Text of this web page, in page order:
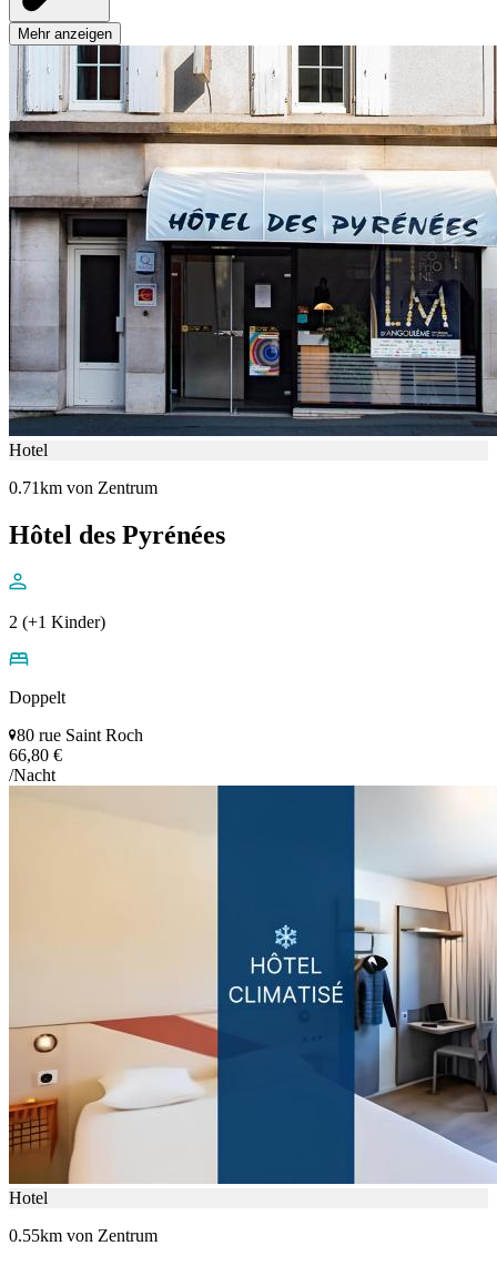
Mehr anzeigen
Hotel
0.71km von Zentrum
Hôtel des Pyrénées
2 (+1 Kinder)
Doppelt
80 rue Saint Roch
66,80 €
/Nacht
Hotel
0.55km von Zentrum